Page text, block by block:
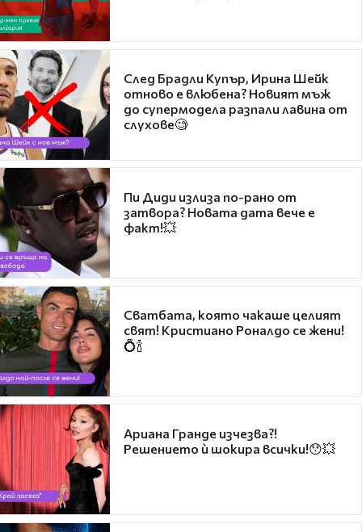
След Брадли Купър, Ирина Шейк
отново е влюбена? Новият мъж
до супермодела разпали лавина от
слухове🧐
Пи Диди излиза по-рано от
затвора? Новата дата вече е
факт!💥
Сватбата, която чакаше целият
свят! Кристиано Роналдо се жени!
💍🍾
Ариана Гранде изчезва?!
Решението ѝ шокира всички!😯💥